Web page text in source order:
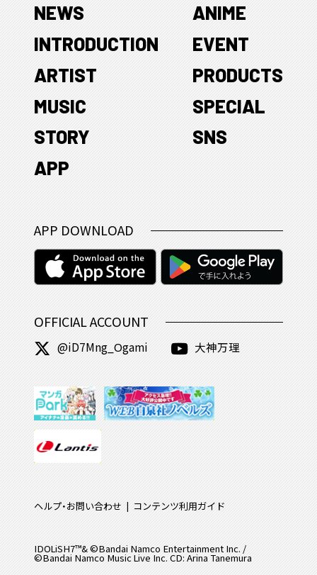
NEWS
INTRODUCTION
ARTIST
MUSIC
STORY
APP
ANIME
EVENT
PRODUCTS
SPECIAL
SNS
APP DOWNLOAD
OFFICIAL ACCOUNT
@iD7Mng_Ogami 大神万理
ヘルプ・お問い合わせ コンテンツ利用ガイド
IDOLiSH7™& ©Bandai Namco Entertainment Inc. /
©Bandai Namco Music Live Inc. CD: Arina Tanemura